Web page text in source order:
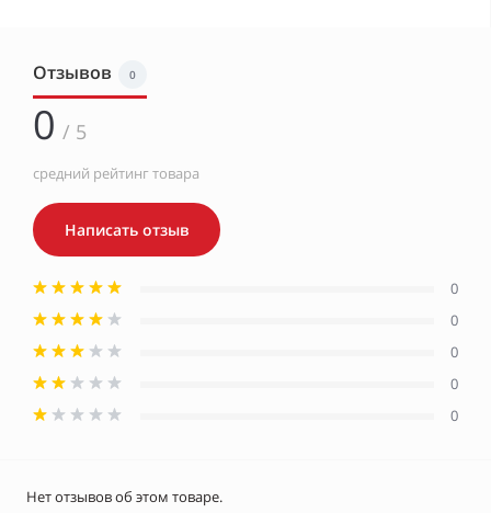
Отзывов 0
0 / 5
средний рейтинг товара
Написать отзыв
0
0
0
0
0
Нет отзывов об этом товаре.